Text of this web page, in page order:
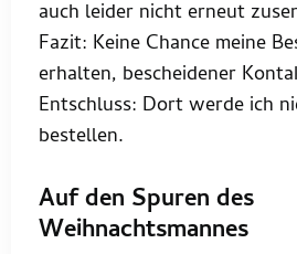
auch leider nicht erneut
Fazit: Keine Chance meine
erhalten, bescheidener
Entschluss: Dort werde ich
bestellen.
Auf den Spuren des
Weihnachtsmannes